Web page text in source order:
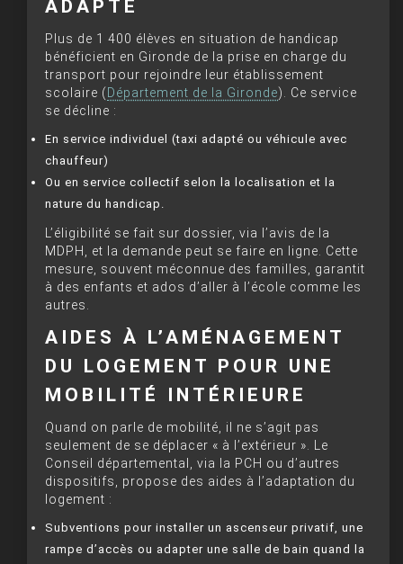
ADAPTÉ
Plus de 1 400 élèves en situation de handicap
bénéficient en Gironde de la prise en charge du
transport pour rejoindre leur établissement
scolaire ( Département de la Gironde). Ce service
se décline :
En service individuel (taxi adapté ou véhicule avec
chauffeur)
Ou en service collectif selon la localisation et la
nature du handicap.
L’éligibilité se fait sur dossier, via l’avis de la
MDPH, et la demande peut se faire en ligne. Cette
mesure, souvent méconnue des familles, garantit
à des enfants et ados d’aller à l’école comme les
autres.
AIDES À L’AMÉNAGEMENT
DU LOGEMENT POUR UNE
MOBILITÉ INTÉRIEURE
Quand on parle de mobilité, il ne s’agit pas
seulement de se déplacer « à l’extérieur ». Le
Conseil départemental, via la PCH ou d’autres
dispositifs, propose des aides à l’adaptation du
logement :
Subventions pour installer un ascenseur privatif, une
rampe d’accès ou adapter une salle de bain quand la